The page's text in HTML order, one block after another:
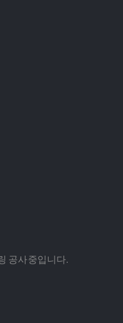
공사중입니다.